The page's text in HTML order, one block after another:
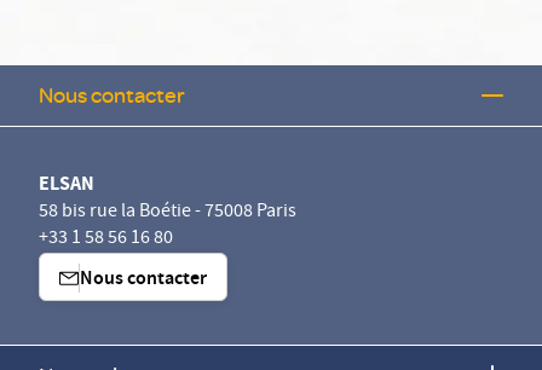
Nous contacter
ELSAN
58 bis rue la Boétie - 75008 Paris
+33 1 58 56 16 80
Nous contacter